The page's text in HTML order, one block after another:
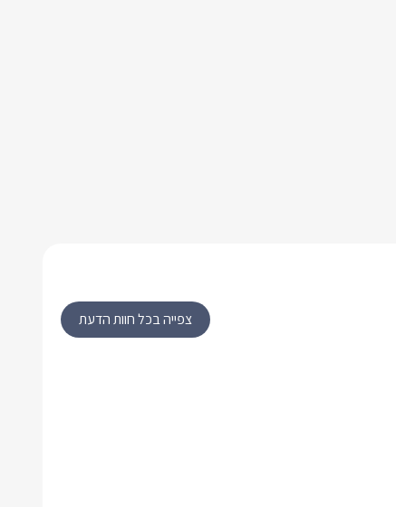
צפייה בכל חוות הדעת